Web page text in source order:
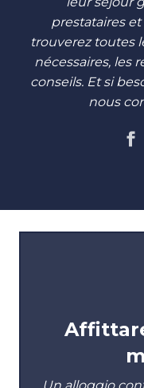
prestataires et
trouverez toutes
nécessaires, les
conseils. Et si
nous